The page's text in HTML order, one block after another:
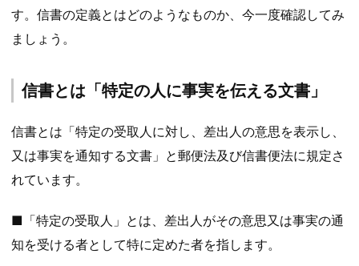
す。信書の定義とはどのようなものか、今一度確認してみ
ましょう。
信書とは「特定の人に事実を伝える文書」
信書とは「特定の受取人に対し、差出人の意思を表示し、
又は事実を通知する文書」と郵便法及び信書便法に規定さ
れています。
■「特定の受取人」とは、差出人がその意思又は事実の通
知を受ける者として特に定めた者を指します。